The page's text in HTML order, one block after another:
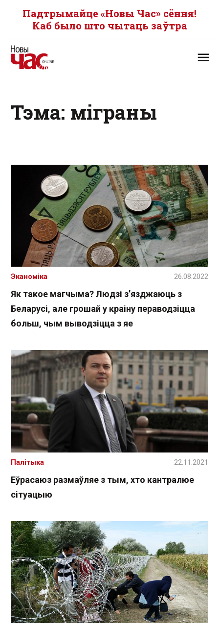
Падтрымайце «Новы Час» сёння!
Каб было што чытаць заўтра
Тэма: міграны
Як такое магчыма? Людзі з’язджаюць з
Беларусі, але грошай у краіну пераводзіцца
больш, чым выводзіцца з яе
Эканоміка 26.08.2022
Еўрасаюз размаўляе з тым, хто кантралюе
сітуацыю
Палітыка 22.11.2021